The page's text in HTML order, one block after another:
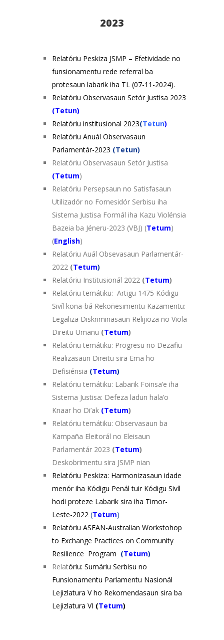
2023
Relatóriu Peskiza JSMP – Efetividade no
funsionamentu rede referral ba
protesaun labarik iha TL (07-11-2024).
Relatóriu Observasaun Setór Justisa 2023
(Tetun)
Relatóriu institusional 2023(Tetun)
Relatóriu Anuál Observasaun
Parlamentár-2023 (Tetun)
Relatóriu Observasaun Setór Justisa
(Tetum)
Relatóriu Persepsaun no Satisfasaun
Utilizadór no Fornesidór Serbisu iha
Sistema Justisa Formál iha Kazu Violénsia
Bazeia ba Jéneru-2023 (VBJ) (Tetum)
(English)
Relatóriu Auál Obsevasaun Parlamentár-
2022 (Tetum)
Relatóriu Institusionál 2022 (Tetum)
Relatóriu temátiku: Artigu 1475 Kódigu
Sivíl kona-bá Rekoñesimentu Kazamentu:
Legaliza Diskriminasaun Relijioza no Viola
Direitu Umanu (Tetum)
Relatóriu temátiku: Progresu no Dezafiu
Realizasaun Direitu sira Ema ho
Defisiénsia (Tetum)
Relatóriu temátiku: Labarik Foinsa’e iha
Sistema Justisa: Defeza ladun hala’o
Knaar ho Di’ak (Tetum)
Relatóriu temátiku: Observasaun ba
Kampaña Eleitorál no Eleisaun
Parlamentár 2023 (Tetum)
Deskobrimentu sira JSMP nian
Relatóriu Peskiza: Harmonizasaun idade
menór iha Kódigu Penál tuir Kódigu Sivíl
hodi proteze Labarik sira iha Timor-
Leste-2022 (Tetum)
Relatóriu ASEAN-Australian Workstohop
to Exchange Practices on Community
Resilience Program (Tetum)
Relatóriu: Sumáriu Serbisu no
Funsionamentu Parlamentu Nasionál
Lejizlatura V ho Rekomendasaun sira ba
Lejizlatura VI (Tetum)